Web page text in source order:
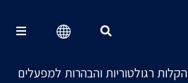
הקלות רגולטוריות והבהרות למפעלים